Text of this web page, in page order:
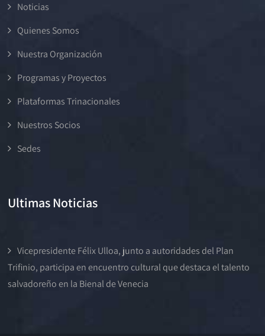
Noticias
Quienes Somos
Nuestra Organización
Programas y Proyectos
Plataformas Trinacionales
Nuestros Socios
Sedes
Ultimas Noticias
Vicepresidente Félix Ulloa, junto a autoridades del Plan
Trifinio, participa en encuentro cultural que destaca el talento
salvadoreño en la Bienal de Venecia